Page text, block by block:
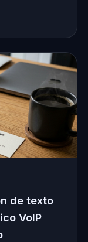
de texto
VoIP